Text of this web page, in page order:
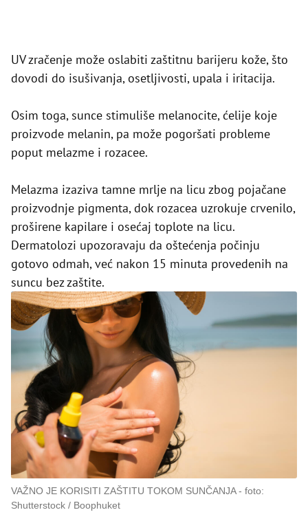
UV zračenje može oslabiti zaštitnu barijeru kože, što
dovodi do isušivanja, osetljivosti, upala i iritacija.
Osim toga, sunce stimuliše melanocite, ćelije koje
proizvode melanin, pa može pogoršati probleme
poput melazme i rozacee.
Melazma izaziva tamne mrlje na licu zbog pojačane
proizvodnje pigmenta, dok rozacea uzrokuje crvenilo,
proširene kapilare i osećaj toplote na licu.
Dermatolozi upozoravaju da oštećenja počinju
gotovo odmah, već nakon 15 minuta provedenih na
suncu bez zaštite.
VAŽNO JE KORISITI ZAŠTITU TOKOM SUNČANJA
foto:
Shutterstock / Boophuket